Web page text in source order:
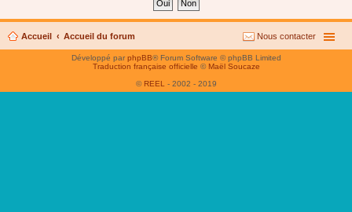
Accueil Accueil du forum Nous contacter
Développé parphpBB® Forum Software © phpBB Limited
Traduction française officielle © Maël Soucaze
© REEL - 2002 - 2019